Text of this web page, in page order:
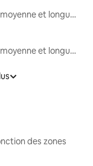
Locations moyenne et longue durée
Locations moyenne et longue durée
des zones